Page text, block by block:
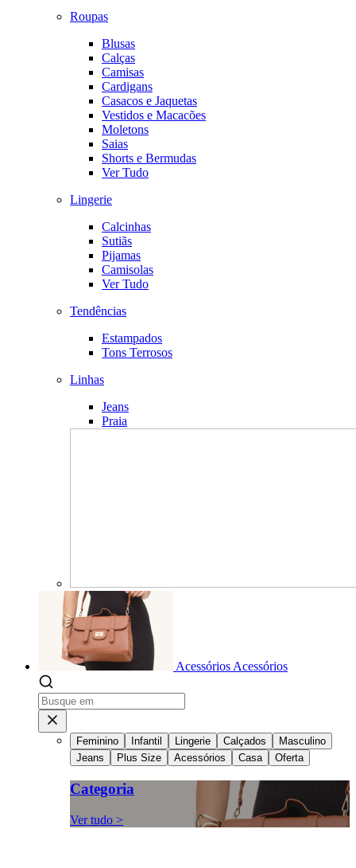
Roupas
Blusas
Calças
Camisas
Cardigans
Casacos e Jaquetas
Vestidos e Macacões
Moletons
Saias
Shorts e Bermudas
Ver Tudo
Lingerie
Calcinhas
Sutiãs
Pijamas
Camisolas
Ver Tudo
Tendências
Estampados
Tons Terrosos
Linhas
Jeans
Praia
Acessórios Acessórios
Feminino Infantil Lingerie Calçados
Masculino
Jeans
Plus Size Acessórios Casa Oferta
Categoria
Ver tudo >